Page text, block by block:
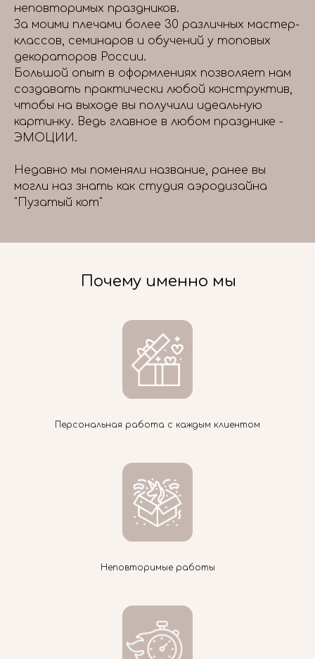
неповторимых праздников.
За моими плечами более 30 различных мастер-
классов, семинаров и обучений у топовых
декораторов России.
Большой опыт в оформлениях позволяет нам
создавать практически любой конструктив,
чтобы на выходе вы получили идеальную
картинку. Ведь главное в любом празднике -
ЭМОЦИИ.
Недавно мы поменяли название, ранее вы
могли наз знать как студия аэродизайна
"Пузатый кот"
Почему именно мы
Персональная работа с каждым клиентом
Неповторимые работы